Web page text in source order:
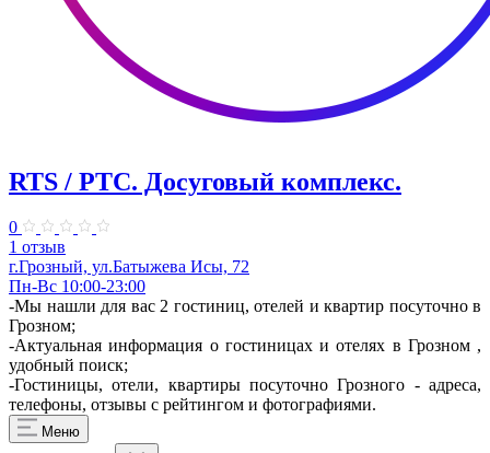
RTS / РТС. Досуговый комплекс.
0
1 отзыв
г.Грозный, ул.Батыжева Исы, 72
Пн-Вс 10:00-23:00
-Мы нашли для вас 2 гостиниц, отелей и квартир посуточно в
Грозном;
-Актуальная информация о гостиницах и отелях в Грозном ,
удобный поиск;
-Гостиницы, отели, квартиры посуточно Грозного - адреса,
телефоны, отзывы с рейтингом и фотографиями.
Меню